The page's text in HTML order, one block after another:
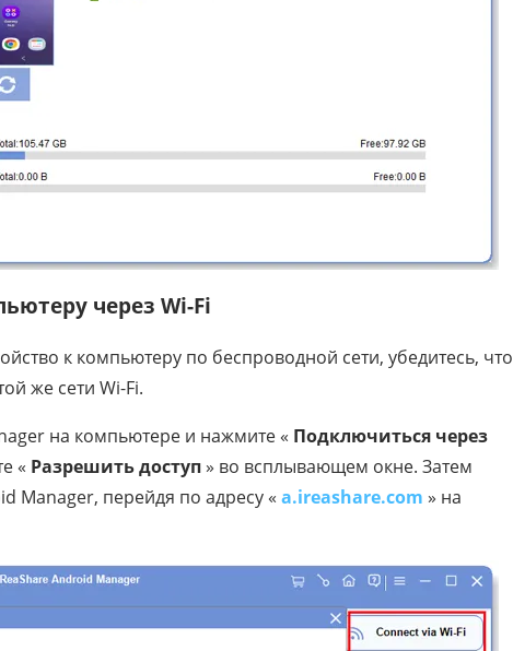
через Wi-Fi
к компьютеру по беспроводной сети, убедитесь, что
же сети Wi-Fi.
на компьютере и нажмите « Подключиться через
« Разрешить доступ» во всплывающем окне. Затем
Manager, перейдя по адресу « a.ireashare.com » на